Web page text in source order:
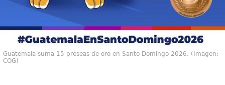
Guatemala suma 15 preseas de oro en Santo Domingo 2026. (Imagen:
COG)